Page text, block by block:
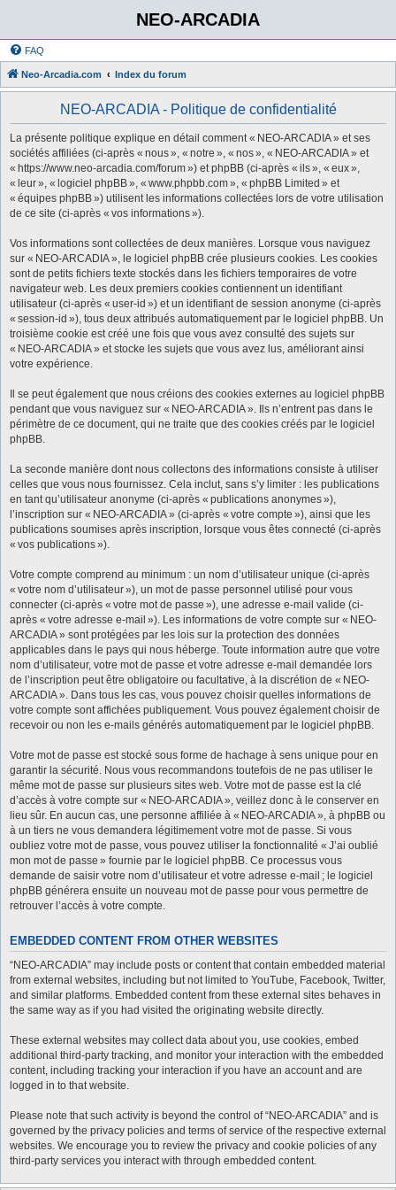
NEO-ARCADIA
FAQ
Neo-Arcadia.com Index du forum
NEO-ARCADIA - Politique de confidentialité
La présente politique explique en détail comment « NEO-ARCADIA » et ses
sociétés affiliées (ci-après « nous », « notre », « nos », « NEO-ARCADIA » et
« https://www.neo-arcadia.com/forum ») et phpBB (ci-après « ils », « eux »,
« leur », « logiciel phpBB », « www.phpbb.com », « phpBB Limited » et
« équipes phpBB ») utilisent les informations collectées lors de votre utilisation
de ce site (ci-après « vos informations »).
Vos informations sont collectées de deux manières. Lorsque vous naviguez
sur « NEO-ARCADIA », le logiciel phpBB crée plusieurs cookies. Les cookies
sont de petits fichiers texte stockés dans les fichiers temporaires de votre
navigateur web. Les deux premiers cookies contiennent un identifiant
utilisateur (ci-après « user-id ») et un identifiant de session anonyme (ci-après
« session-id »), tous deux attribués automatiquement par le logiciel phpBB. Un
troisième cookie est créé une fois que vous avez consulté des sujets sur
« NEO-ARCADIA » et stocke les sujets que vous avez lus, améliorant ainsi
votre expérience.
Il se peut également que nous créions des cookies externes au logiciel phpBB
pendant que vous naviguez sur « NEO-ARCADIA ». Ils n’entrent pas dans le
périmètre de ce document, qui ne traite que des cookies créés par le logiciel
phpBB.
La seconde manière dont nous collectons des informations consiste à utiliser
celles que vous nous fournissez. Cela inclut, sans s’y limiter : les publications
en tant qu’utilisateur anonyme (ci-après « publications anonymes »),
l’inscription sur « NEO-ARCADIA » (ci-après « votre compte »), ainsi que les
publications soumises après inscription, lorsque vous êtes connecté (ci-après
« vos publications »).
Votre compte comprend au minimum : un nom d’utilisateur unique (ci-après
« votre nom d’utilisateur »), un mot de passe personnel utilisé pour vous
connecter (ci-après « votre mot de passe »), une adresse e-mail valide (ci-
après « votre adresse e-mail »). Les informations de votre compte sur « NEO-
ARCADIA » sont protégées par les lois sur la protection des données
applicables dans le pays qui nous héberge. Toute information autre que votre
nom d’utilisateur, votre mot de passe et votre adresse e-mail demandée lors
de l’inscription peut être obligatoire ou facultative, à la discrétion de « NEO-
ARCADIA ». Dans tous les cas, vous pouvez choisir quelles informations de
votre compte sont affichées publiquement. Vous pouvez également choisir de
recevoir ou non les e-mails générés automatiquement par le logiciel phpBB.
Votre mot de passe est stocké sous forme de hachage à sens unique pour en
garantir la sécurité. Nous vous recommandons toutefois de ne pas utiliser le
même mot de passe sur plusieurs sites web. Votre mot de passe est la clé
d’accès à votre compte sur « NEO-ARCADIA », veillez donc à le conserver en
lieu sûr. En aucun cas, une personne affiliée à « NEO-ARCADIA », à phpBB ou
à un tiers ne vous demandera légitimement votre mot de passe. Si vous
oubliez votre mot de passe, vous pouvez utiliser la fonctionnalité « J’ai oublié
mon mot de passe » fournie par le logiciel phpBB. Ce processus vous
demande de saisir votre nom d’utilisateur et votre adresse e-mail ; le logiciel
phpBB générera ensuite un nouveau mot de passe pour vous permettre de
retrouver l’accès à votre compte.
EMBEDDED CONTENT FROM OTHER WEBSITES
“NEO-ARCADIA” may include posts or content that contain embedded material
from external websites, including but not limited to YouTube, Facebook, Twitter,
and similar platforms. Embedded content from these external sites behaves in
the same way as if you had visited the originating website directly.
These external websites may collect data about you, use cookies, embed
additional third-party tracking, and monitor your interaction with the embedded
content, including tracking your interaction if you have an account and are
logged in to that website.
Please note that such activity is beyond the control of “NEO-ARCADIA” and is
governed by the privacy policies and terms of service of the respective external
websites. We encourage you to review the privacy and cookie policies of any
third-party services you interact with through embedded content.